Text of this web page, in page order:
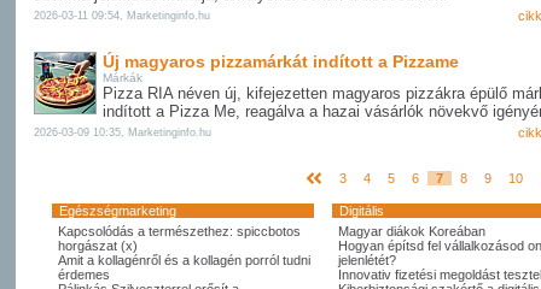
2026-03-11 09:54, Marketinginfo.hu
Új magyaros pizzamárkát indított a Pizzame
Márkák
Pizza RIA néven új, kifejezetten magyaros pizzákra épülő
indított a Pizza Me, reagálva a hazai vásárlók növekvő
2026-03-09 10:35, Marketinginfo.hu
3 4 5 6 7 8 9 10
Egészségmarketing
Digitális
Kapcsolódás a természethez: spiccbotos
horgászat (x)
Amit a kollagénről és a kollagén porról tudni
érdemes
Magyar diákok Koreában
Hogyan építsd fel vállalkozásod
jelenlétét?
Innovativ fizetési megoldást